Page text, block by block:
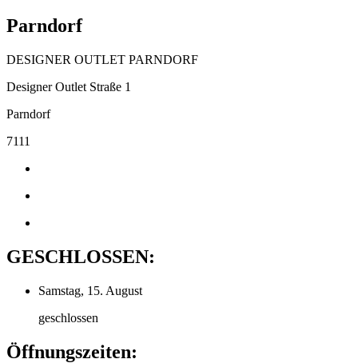
Parndorf
DESIGNER OUTLET PARNDORF
Designer Outlet Straße 1
Parndorf
7111
GESCHLOSSEN:
Samstag, 15. August
geschlossen
Öffnungszeiten: